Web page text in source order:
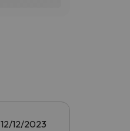
12/12/2023